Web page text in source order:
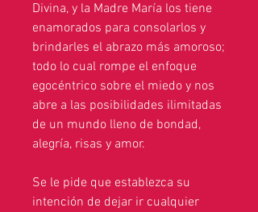
Divina, y la Madre María los tiene
enamorados para consolarlos y
brindarles el abrazo más amoroso;
todo lo cual rompe el enfoque
egocéntrico sobre el miedo y nos
abre a las posibilidades ilimitadas
de un mundo lleno de bondad,
alegría, risas y amor.
Se le pide que establezca su
intención de dejar ir cualquier